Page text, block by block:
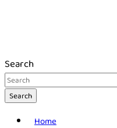
Search
Search
Home